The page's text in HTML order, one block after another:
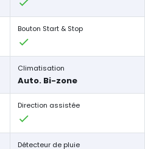
Bouton Start & Stop
Climatisation
Auto. Bi-zone
Direction assistée
Détecteur de pluie